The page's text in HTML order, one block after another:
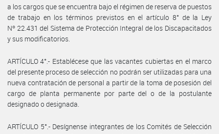
a los cargos que se encuentra bajo el régimen de reserva de puestos
de trabajo en los términos previstos en el artículo 8° de la Ley
Nº 22.431 del Sistema de Protección Integral de los Discapacitados
y sus modificatorios.
ARTÍCULO 4°.- Establécese que las vacantes cubiertas en el marco
del presente proceso de selección no podrán ser utilizadas para una
nueva contratación de personal a partir de la toma de posesión del
cargo de planta permanente por parte del o de la postulante
designado o designada.
ARTÍCULO 5°.- Desígnense integrantes de los Comités de Selección